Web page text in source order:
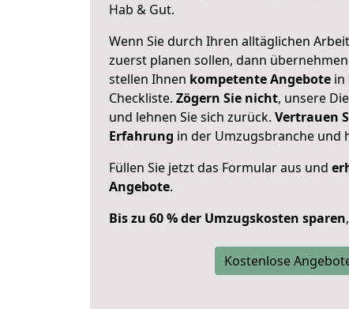
Hab & Gut.
Wenn Sie durch Ihren alltäglichen
zuerst planen sollen, dann
stellen Ihnen kompetente Angebote in
Checkliste. Zögern Sie nicht, unsere
und lehnen Sie sich zurück. Vertrauen
Erfahrung in der Umzugsbranche und
Füllen Sie jetzt das Formular aus und
Angebote.
Bis zu 60 % der Umzugskosten sparen
Kostenlose